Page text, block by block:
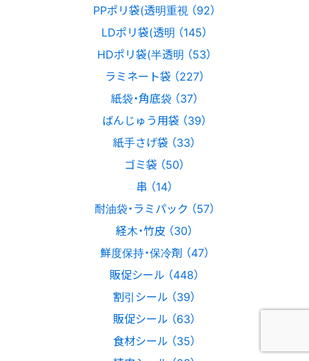
PPポリ袋(透明重視 （92）
LDポリ袋(透明 （145）
HDポリ袋(半透明 （53）
ラミネート袋 （227）
紙袋・角底袋 （37）
ばんじゅう用袋 （39）
紙手さげ袋 （33）
ゴミ袋 （50）
串 （14）
耐油袋・ラミパック （57）
経木・竹皮 （30）
鮮度保持・保冷剤 （47）
販促シール （448）
割引シール （39）
販促シール （63）
食材シール （35）